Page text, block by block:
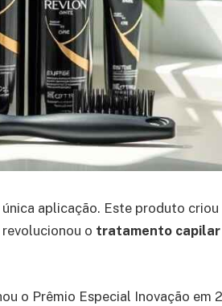
aplicação. Este produto criou
o tratamento capilar
o Prêmio Especial Inovação em